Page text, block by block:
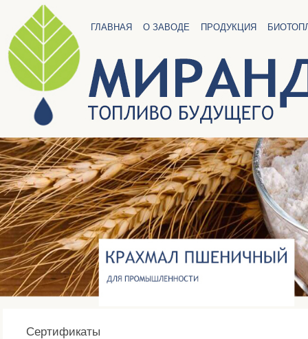
ГЛАВНАЯ О ЗАВОДЕ ПРОДУКЦИЯ
Сертификаты